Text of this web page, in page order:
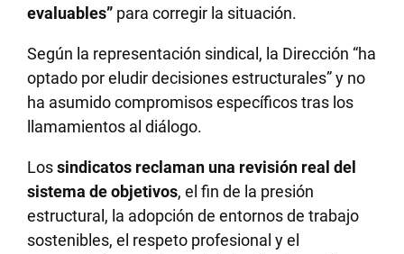
evaluables” para corregir la situación.
Según la representación sindical, la Dirección “ha
optado por eludir decisiones estructurales” y no
ha asumido compromisos específicos tras los
llamamientos al diálogo.
Lossindicatos reclaman una revisión real del
sistema de objetivos, el fin de la presión
estructural, la adopción de entornos de trabajo
sostenibles, el respeto profesional y el